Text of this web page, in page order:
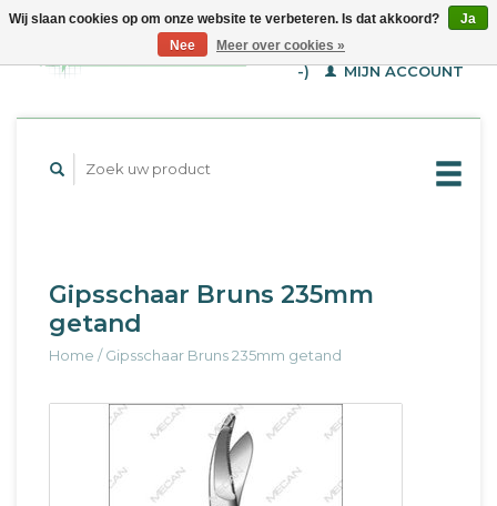
WINKELWAGEN (€--,-
-)
MIJN ACCOUNT
Gipsschaar Bruns 235mm
getand
Home /Gipsschaar Bruns 235mm getand
Wij slaan cookies op om onze website te verbeteren. Is dat akkoord?
Ja
Nee
Meer over cookies »